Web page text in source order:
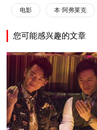
电影 本·阿弗莱克
您可能感兴趣的文章